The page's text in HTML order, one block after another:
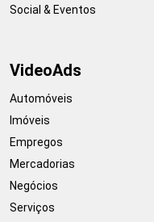
Social & Eventos
VideoAds
Automóveis
Imóveis
Empregos
Mercadorias
Negócios
Serviços